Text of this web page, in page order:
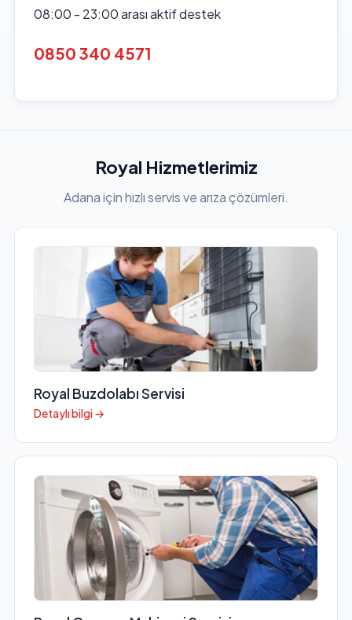
08:00 - 23:00 arası aktif destek
0850 340 4571
Royal Hizmetlerimiz
Adana için hızlı servis ve arıza çözümleri.
Royal Buzdolabı Servisi
Detaylı bilgi →